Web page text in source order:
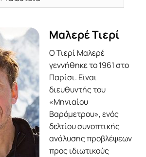
Μαλερέ Τιερί
O Τιερί Μαλερέ
γεννήθηκε το 1961 στο
Παρίσι. Είναι
διευθυντής του
«Μηνιαίου
Βαρόµετρου», ενός
δελτίου συνοπτικής
ανάλυσης προβλέψεων
προς ιδιωτικούς